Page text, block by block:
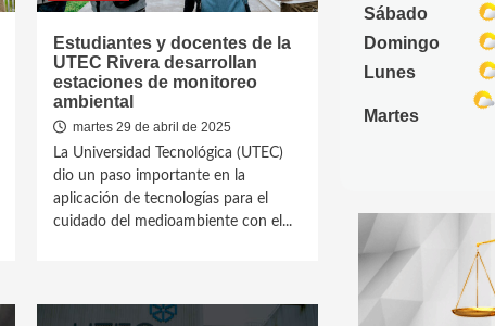
Estudiantes y docentes de la
UTEC Rivera desarrollan
estaciones de monitoreo
ambiental
martes 29 de abril de 2025
La Universidad Tecnológica (UTEC)
dio un paso importante en la
aplicación de tecnologías para el
cuidado del medioambiente con el...
Sábado
Domingo
Lunes
Martes